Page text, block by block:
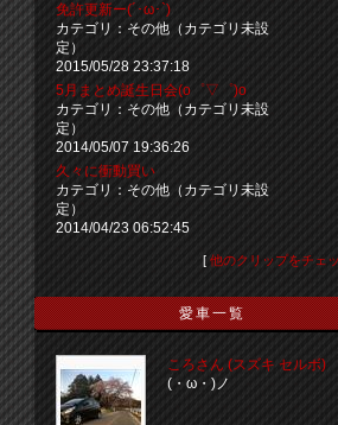
免許更新ー(´･ω･`)
カテゴリ：その他（カテゴリ未設
定）
2015/05/28 23:37:18
5月まとめ誕生日会(o゜▽゜)o
カテゴリ：その他（カテゴリ未設
定）
2014/05/07 19:36:26
久々に衝動買い
カテゴリ：その他（カテゴリ未設
定）
2014/04/23 06:52:45
[ 他のクリップをチェ
愛車一覧
ころさん (スズキ セルボ)
(・ω・)ノ